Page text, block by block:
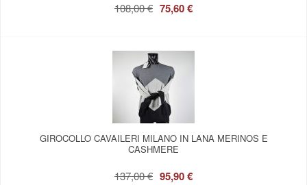
108,00 € 75,60 €
GIROCOLLO CAVAILERI MILANO IN LANA MERINOS E
CASHMERE
137,00 € 95,90 €